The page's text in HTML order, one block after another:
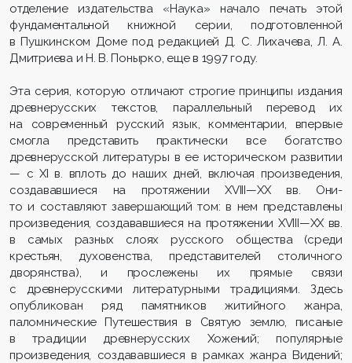
отделение издательства «Наука» начало печать этой
фундаментальной книжной серии, подготовленной
в Пушкинском Доме под редакцией Д. С. Лихачева, Л. А.
Дмитриева и Н. В. Понырко, еще в 1997 году.
Эта серия, которую отличают строгие принципы издания
древнерусских текстов, параллельный перевод их
на современный русский язык, комментарии, впервые
смогла представить практически все богатство
древнерусской литературы в ее историческом развитии
— с ХI в. вплоть до наших дней, включая произведения,
создававшиеся на протяжении ХVIII—ХХ вв. Они-
то и составляют завершающий том: в нем представлены
произведения, создававшиеся на протяжении ХVIII—ХХ вв.
в самых разных слоях русского общества (среди
крестьян, духовенства, представителей столичного
дворянства), и прослежены их прямые связи
с древнерусскими литературными традициями. Здесь
опубликован ряд памятников житийного жанра,
паломнические Путешествия в Святую землю, писаные
в традиции древнерусских Хожений; популярные
произведения, создававшиеся в рамках жанра Видений;